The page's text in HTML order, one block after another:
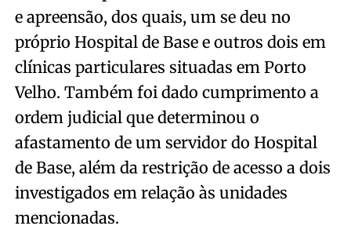
e apreensão, dos quais, um se deu no
próprio Hospital de Base e outros dois em
clínicas particulares situadas em Porto
Velho. Também foi dado cumprimento a
ordem judicial que determinou o
afastamento de um servidor do Hospital
de Base, além da restrição de acesso a dois
investigados em relação às unidades
mencionadas.